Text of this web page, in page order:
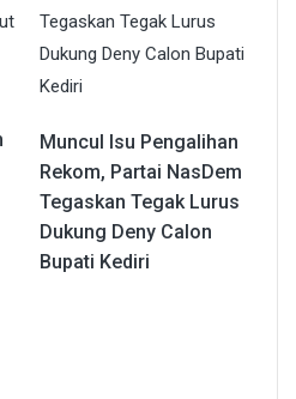
Muncul Isu Pengalihan
Rekom, Partai NasDem
Tegaskan Tegak Lurus
Dukung Deny Calon
Bupati Kediri